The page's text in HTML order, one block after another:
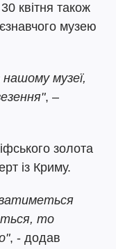
квітня також
музею
нашому музеї,
, –
золота
із Криму.
то
, - додав